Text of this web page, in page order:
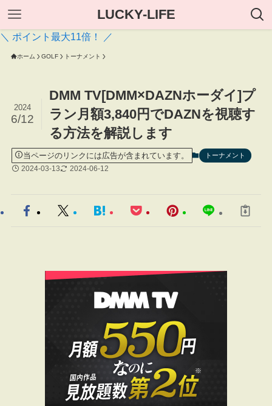
LUCKY-LIFE
＼ ポイント最大11倍！ ／
ホーム GOLF トーナメント
DMM TV[DMM×DAZNホーダイ]プ
ラン月額3,840円でDAZNを視聴す
る方法を解説します
2024
6/12
当ページのリンクには広告が含まれています。 トーナメント
2024-03-13 2024-06-12